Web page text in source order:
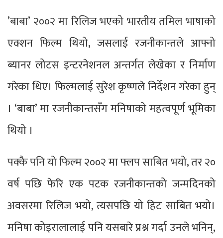
’बाबा’ २००२ मा रिलिज भएको भारतीय तमिल भाषाको
एक्शन फिल्म थियो, जसलाई रजनीकान्तले आफ्नो
ब्यानर लोटस इन्टरनेशनल अन्तर्गत लेखेका र निर्माण
गरेका थिए। फिल्मलाई सुरेश कृष्णले निर्देशन गरेका हुन्
। ‘बाबा’ मा रजनीकान्तसँग मनिषाको महत्वपूर्ण भूमिका
थियो ।
पक्कै पनि यो फिल्म २००२ मा फ्लप साबित भयो, तर २०
वर्ष पछि फेरि एक पटक रजनीकान्तको जन्मदिनको
अवसरमा रिलिज भयो, त्यसपछि यो हिट साबित भयो।
मनिषा कोइरालालाई पनि यसबारे प्रश्न गर्दा उनले भनिन्,